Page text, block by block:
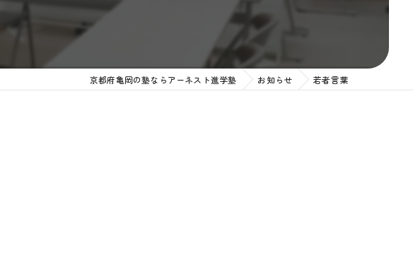
個別授業コース料金
ONLINE授業コース料金 ロボットプログラミング
京都府亀岡の塾ならアーネスト進学塾 お知らせ 若者言葉